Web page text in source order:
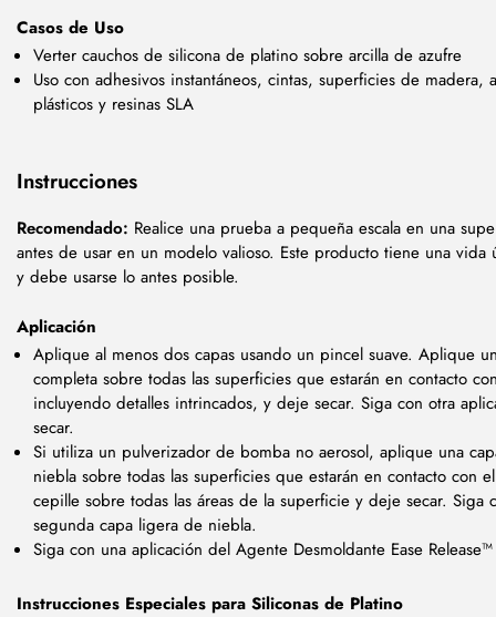
Casos de Uso
Verter cauchos de silicona de platino sobre arcilla de azufre
Uso con adhesivos instantáneos, cintas, superficies de madera,
plásticos y resinas SLA
Instrucciones
Recomendado: Realice una prueba a pequeña escala en una
antes de usar en un modelo valioso. Este producto tiene una vida
y debe usarse lo antes posible.
Aplicación
Aplique al menos dos capas usando un pincel suave. Aplique
completa sobre todas las superficies que estarán en contacto
incluyendo detalles intrincados, y deje secar. Siga con otra
secar.
Si utiliza un pulverizador de bomba no aerosol, aplique una
niebla sobre todas las superficies que estarán en contacto con
cepille sobre todas las áreas de la superficie y deje secar. Siga
segunda capa ligera de niebla.
Siga con una aplicación del Agente Desmoldante Ease
Instrucciones Especiales para Siliconas de Platino